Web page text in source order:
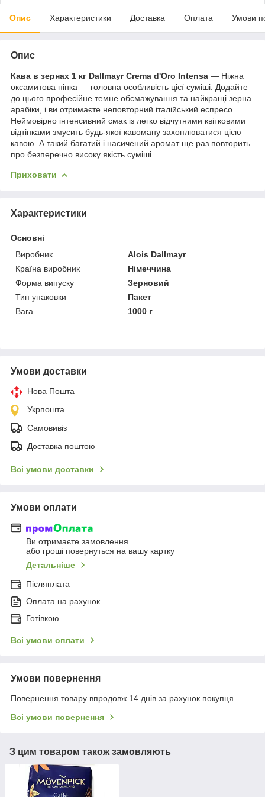
Опис Характеристики Доставка Оплата Умови
Опис
Кава в зернах 1 кг Dallmayr Crema d'Oro Intensa — Ніжна
оксамитова пінка — головна особливість цієї суміші. Додайте
до цього професійне темне обсмажування та найкращі зерна
арабіки, і ви отримаєте неповторний італійський еспресо.
Неймовірно інтенсивний смак із легко відчутними квітковими
відтінками змусить будь-якої кавоману захоплюватися цією
кавою. А такий багатий і насичений аромат ще раз повторить
про безперечно високу якість суміші.
Приховати
Характеристики
Основні
Виробник
Alois Dallmayr
Країна виробник
Німеччина
Форма випуску
Зерновий
Тип упаковки
Пакет
Вага
1000 г
Умови доставки
Нова Пошта
Укрпошта
Самовивіз
Доставка поштою
Всі умови доставки
Умови оплати
Ви отримаєте замовлення
або гроші повернуться на вашу картку
Детальніше
Післяплата
Оплата на рахунок
Готівкою
Всі умови оплати
Умови повернення
Повернення товару впродовж 14 днів за рахунок покупця
Всі умови повернення
З цим товаром також замовляють